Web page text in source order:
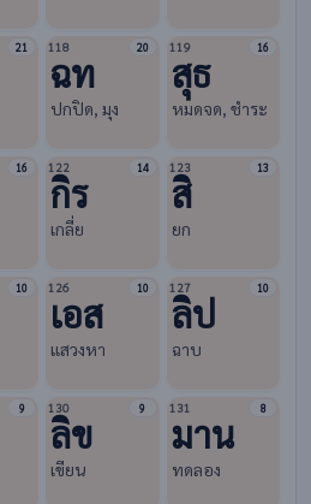
21 118 20
ฉท
ปกปิด, มุง
119 16
สุธ
หมดจด, ชำระ
16 122 14
กิร
เกลี่ย
123 13
สิ
ยก
10 126 10
เอส
แสวงหา
127 10
ลิป
ฉาบ
9 130 9
ลิข
เขียน
131 8
มาน
ทดลอง